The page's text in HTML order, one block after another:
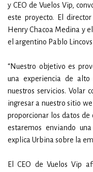
y CEO de Vuelos Vip,
este proyecto. El
Henry Chacoa Medina y
el argentino Pablo
“Nuestro objetivo es
una experiencia de
nuestros servicios. Volar
ingresar a nuestro sitio
proporcionar los datos de
estaremos enviando
explica Urbina sobre la
El CEO de Vuelos Vip